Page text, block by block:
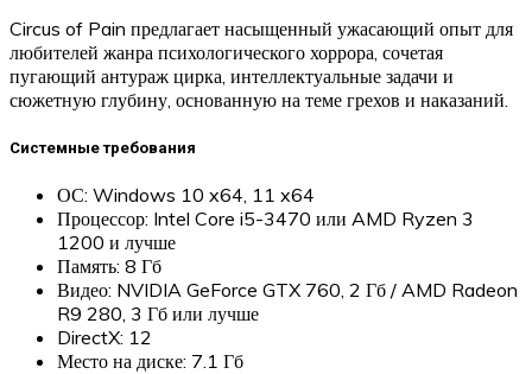
Circus of Pain предлагает насыщенный ужасающий опыт для
любителей жанра психологического хоррора, сочетая
пугающий антураж цирка, интеллектуальные задачи и
сюжетную глубину, основанную на теме грехов и наказаний.
Системные требования
ОС: Windows 10 x64, 11 x64
Процессор: Intel Core i5-3470 или AMD Ryzen 3
1200 и лучше
Память: 8 Гб
Видео: NVIDIA GeForce GTX 760, 2 Гб / AMD Radeon
R9 280, 3 Гб или лучше
DirectX: 12
Место на диске: 7.1 Гб